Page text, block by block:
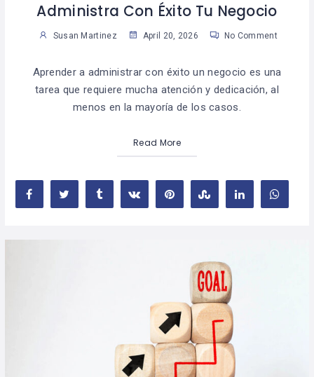
Administra Con Éxito Tu Negocio
Susan Martinez April 20, 2026 No Comment
Aprender a administrar con éxito un negocio es una
tarea que requiere mucha atención y dedicación, al
menos en la mayoría de los casos.
Read More